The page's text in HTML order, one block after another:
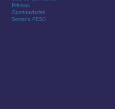
Prêmios
Oportunidades
Semana PESC